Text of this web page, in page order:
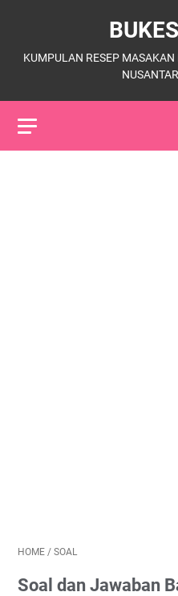
KUMPULAN RESEP
HOME / SOAL
Soal dan Jawaban